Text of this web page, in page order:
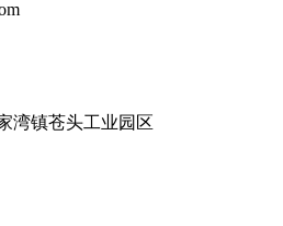
湾镇苍头工业园区